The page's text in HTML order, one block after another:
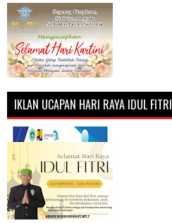
IKLAN UCAPAN HARI RAYA IDUL FITRI